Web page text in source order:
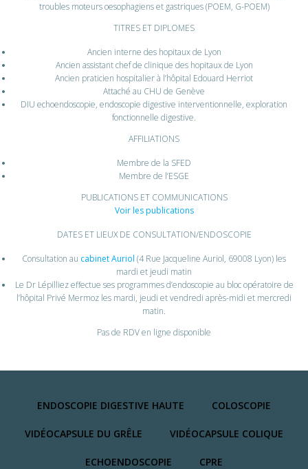
troubles moteurs oesophagiens et gastriques (POEM, G-POEM)
TITRES ET DIPLOMES
Ancien interne des hopitaux de Lyon
Ancien assistant chef de clinique des hopitaux de Lyon
Ancien praticien hospitalier à l’hôpital Edouard Herriot
Attaché au CHU de Genève
DIU echoendoscopie, endoscopie digestive interventionnelle, exploration
fonctionnelle digestive.
AFFILIATIONS
Membre de la SFED
Membre de l’ESGE
PUBLICATIONS ET COMMUNICATIONS
Voir les publications
DATES ET LIEUX DE CONSULTATION/ENDOSCOPIE
Consultation au cabinet Auriol (4 Rue Jacqueline Auriol, 69008 Lyon) les
mardi et jeudi matin
Le Dr Lépilliez effectue ses programmes d’endoscopie au bloc opératoire de
l’hôpital Privé Mermoz les mardi, jeudi et vendredi après-midi et mercredi
matin.
Pas de RDV en ligne disponible
ENDOSCOPIE DIGESTIVE HAUTE COLOSCOPIE
VIDÉOCAPSULE DU GRÊLE VIDÉOCAPSULE COLIQUE
ECHOENDOSCOPIE CPRE